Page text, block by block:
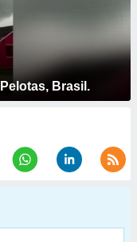
Brasil.